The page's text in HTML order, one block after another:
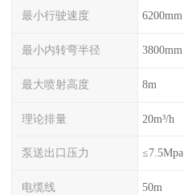
最小行驶速度 6200mm
最小内转弯半径 3800mm
最大喷射高度 8m
理论排量 20m³/h
泵送出口压力 ≤7.5Mpa
电缆线 50m